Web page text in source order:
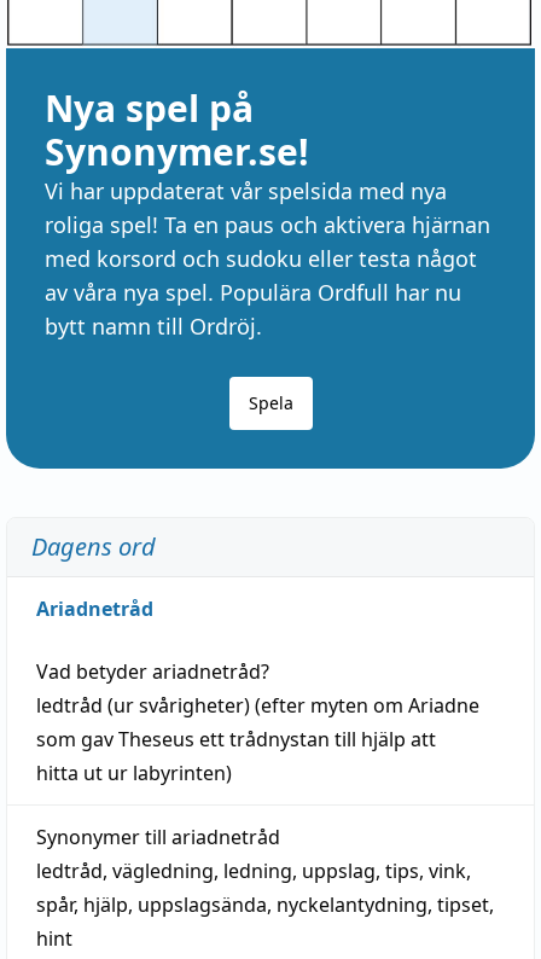
Nya spel på
Synonymer.se!
Vi har uppdaterat vår spelsida med nya
roliga spel! Ta en paus och aktivera hjärnan
med korsord och sudoku eller testa något
av våra nya spel. Populära Ordfull har nu
bytt namn till Ordröj.
Spela
Dagens ord
Ariadnetråd
Vad betyderariadnetråd?
ledtråd (ur svårigheter) (efter myten om Ariadne
som gav Theseus ett trådnystan till hjälp att
hitta ut ur labyrinten)
Synonymer till ariadnetråd
ledtråd, vägledning, ledning, uppslag, tips, vink,
spår, hjälp, uppslagsända, nyckelantydning, tipset,
hint